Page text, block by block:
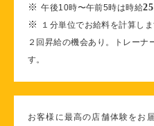
※午後10時〜午前5時は時給25
※
１分単位でお給料を計算し
２回昇給の機会あり。トレーナ
す。
お客様に最高の店舗体験をお